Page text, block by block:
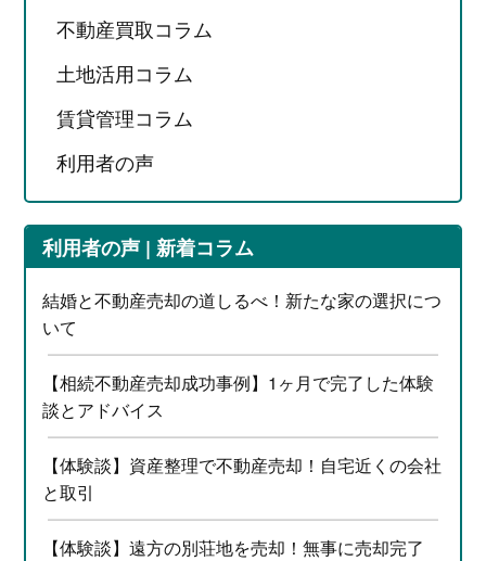
不動産買取コラム
土地活用コラム
賃貸管理コラム
利用者の声
利用者の声 | 新着コラム
結婚と不動産売却の道しるべ！新たな家の選択につ
いて
【相続不動産売却成功事例】1ヶ月で完了した体験
談とアドバイス
【体験談】資産整理で不動産売却！自宅近くの会社
と取引
【体験談】遠方の別荘地を売却！無事に売却完了